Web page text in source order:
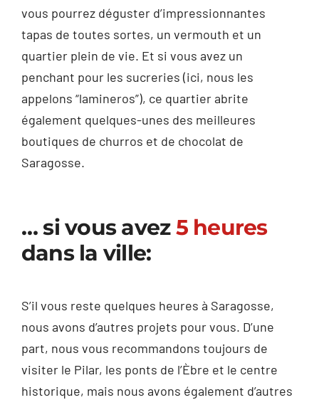
vous pourrez déguster d’impressionnantes
tapas de toutes sortes, un vermouth et un
quartier plein de vie. Et si vous avez un
penchant pour les sucreries (ici, nous les
appelons “lamineros”), ce quartier abrite
également quelques-unes des meilleures
boutiques de churros et de chocolat de
Saragosse.
… si vous avez5 heures
dans la ville:
S’il vous reste quelques heures à Saragosse,
nous avons d’autres projets pour vous. D’une
part, nous vous recommandons toujours de
visiter le Pilar, les ponts de l’Èbre et le centre
historique, mais nous avons également d’autres